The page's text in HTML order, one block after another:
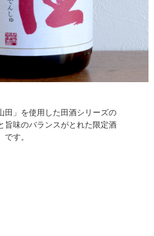
田」を使用した田酒シリーズの
旨味のバランスがとれた限定酒
です。